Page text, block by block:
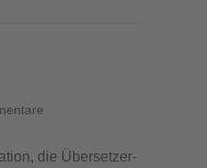
die Übersetzer-